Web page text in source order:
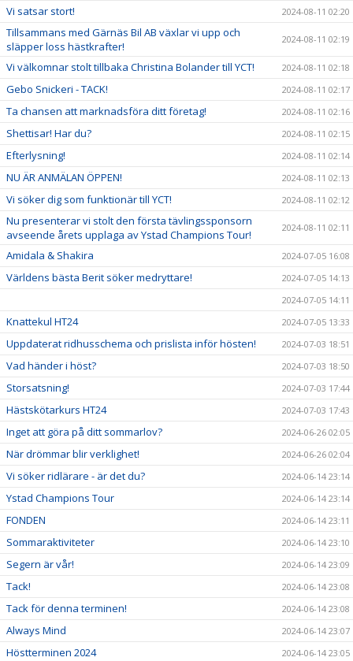
Vi satsar stort! 2024-08-11 02:20
Tillsammans med Gärnäs Bil AB växlar vi upp och
släpper loss hästkrafter!
2024-08-11 02:19
Vi välkomnar stolt tillbaka Christina Bolander till YCT! 2024-08-11 02:18
Gebo Snickeri - TACK! 2024-08-11 02:17
Ta chansen att marknadsföra ditt företag! 2024-08-11 02:16
Shettisar! Har du? 2024-08-11 02:15
Efterlysning! 2024-08-11 02:14
NU ÄR ANMÄLAN ÖPPEN! 2024-08-11 02:13
Vi söker dig som funktionär till YCT! 2024-08-11 02:12
Nu presenterar vi stolt den första tävlingssponsorn
avseende årets upplaga av Ystad Champions Tour!
2024-08-11 02:11
Amidala & Shakira 2024-07-05 16:08
Världens bästa Berit söker medryttare!
2024-07-05 14:13
2024-07-05 14:11
Knattekul HT24 2024-07-05 13:33
Uppdaterat ridhusschema och prislista inför hösten! 2024-07-03 18:51
Vad händer i höst? 2024-07-03 18:50
Storsatsning! 2024-07-03 17:44
Hästskötarkurs HT24 2024-07-03 17:43
Inget att göra på ditt sommarlov? 2024-06-26 02:05
När drömmar blir verklighet! 2024-06-26 02:04
Vi söker ridlärare - är det du? 2024-06-14 23:14
Ystad Champions Tour 2024-06-14 23:14
FONDEN 2024-06-14 23:11
Sommaraktiviteter 2024-06-14 23:10
Segern är vår! 2024-06-14 23:09
Tack! 2024-06-14 23:08
Tack för denna terminen! 2024-06-14 23:08
Always Mind 2024-06-14 23:07
Höstterminen 2024 2024-06-14 23:05